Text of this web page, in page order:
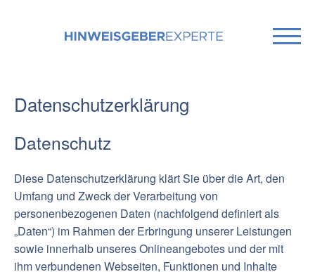
Datenschutzerklärung
Datenschutz
Diese Datenschutzerklärung klärt Sie über die Art, den
Umfang und Zweck der Verarbeitung von
personenbezogenen Daten (nachfolgend definiert als
„Daten“) im Rahmen der Erbringung unserer Leistungen
sowie innerhalb unseres Onlineangebotes und der mit
ihm verbundenen Webseiten, Funktionen und Inhalte